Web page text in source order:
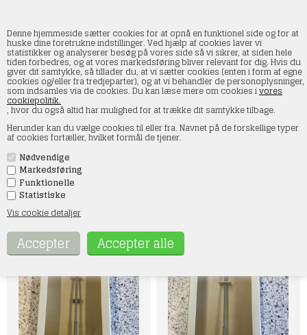
Denne hjemmeside sætter cookies for at opnå en funktionel side og for at
huske dine foretrukne indstillinger. Ved hjælp af cookies laver vi
statistikker og analyserer besøg på vores side så vi sikrer, at siden hele
tiden forbedres, og at vores markedsføring bliver relevant for dig. Hvis du
giver dit samtykke, så tillader du, at vi sætter cookies (enten i form af egne
cookies og/eller fra tredjeparter), og at vi behandler de personoplysninger,
som indsamles via de cookies. Du kan læse mere om cookies ivores
cookiepolitik.
, hvor du også altid har mulighed for at trække dit samtykke tilbage.
Herunder kan du vælge cookies til eller fra. Navnet på de forskellige typer
af cookies fortæller, hvilket formål de tjener.
Nødvendige
Markedsføring
Funktionelle
Statistiske
Vis cookie detaljer
Dekas
Forside»Tilbehør/reservedele»Dekas
Opdag vores eksklusive sortiment af 'Dekas' på vores webshop.
'Dekas' kategorien tilbyder et bredt udvalg af produkter, der er
designet til at forbedre dit hjem med stil og funktionalitet. Uanset
løsninger eller noget helt tredje, finder du det her. Vores
produkter er nøje udvalgt for at sikre høj kvalitet og
tidssvarende design.